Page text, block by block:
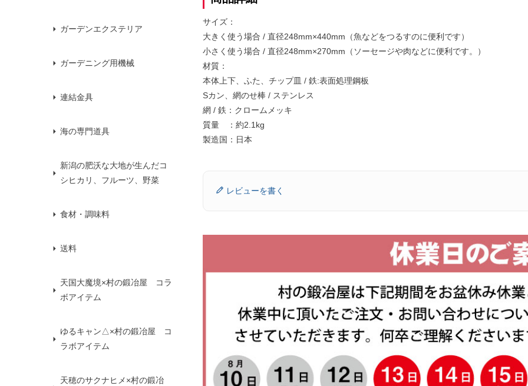
ガーデンエクステリア
ガーデニング用機械
連結金具
海の専門道具
新潟の肥沃な大地が生んだコ
シヒカリ、フルーツ、野菜
食材・調味料
送料
天国大魔境×村の鍛冶屋 コラ
ボアイテム
ゆるキャン△×村の鍛冶屋 コ
ラボアイテム
天穂のサクナヒメ×村の鍛冶
サイズ：
大きく使う場合 / 直径248mm×440mm（魚などをつるすのに便利です）
小さく使う場合 / 直径248mm×270mm（ソーセージや肉などに便利です。）
材質：
本体上下、ふた、チップ皿 / 鉄:表面処理鋼板
Sカン、網のせ棒 / ステンレス
網 / 鉄：クロームメッキ
質量 ：約2.1kg
製造国：日本
レビューを書く